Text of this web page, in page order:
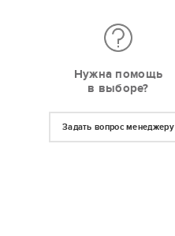
Нужна помощь
в выборе?
Задать вопрос менеджеру